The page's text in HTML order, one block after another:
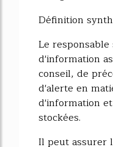
Définition
Le
d'information
conseil, de
d'alerte en
d'information
stockées.
Il peut assurer